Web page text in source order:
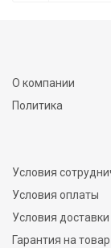
О компании
Политика
Условия
Условия оплаты
Условия доставки
Гарантия на товар